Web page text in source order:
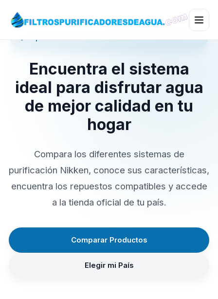
Encuentra el sistema
ideal para disfrutar agua
de mejor calidad en tu
hogar
Compara los diferentes sistemas de
purificación Nikken, conoce sus características,
encuentra los repuestos compatibles y accede
a la tienda oficial de tu país.
Comparar Productos
Elegir mi País